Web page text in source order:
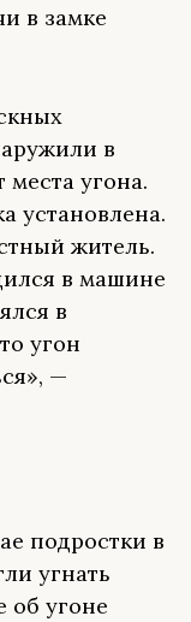
в замке
в
места угона.
установлена.
житель.
в машине
в
угон
—
подростки в
угнать
об угоне